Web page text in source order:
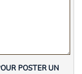
POSTER UN